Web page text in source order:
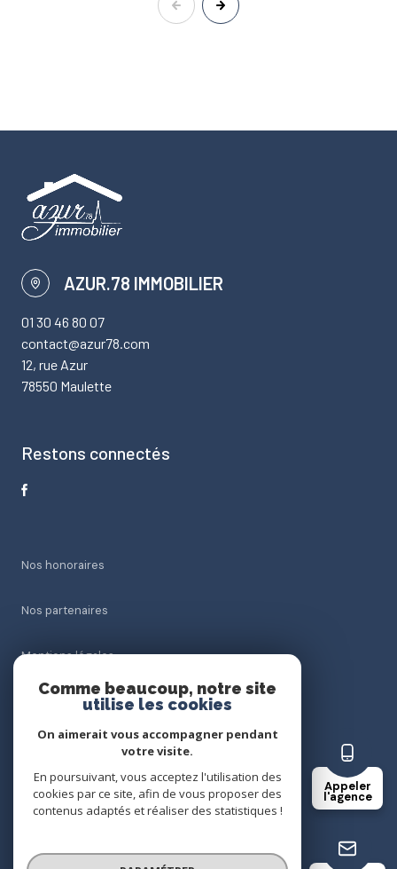
Appeler
l'agence
AZUR.78 IMMOBILIER
01 30 46 80 07
contact@azur78.com
12, rue Azur
78550 Maulette
Restons connectés
Nos honoraires
Nos partenaires
Mentions légales
Cookies
© 2026 | Tous droits réservés
Comme beaucoup, notre site
utilise les cookies
On aimerait vous accompagner pendant
votre visite.
En poursuivant, vous acceptez l'utilisation des
cookies par ce site, afin de vous proposer des
contenus adaptés et réaliser des statistiques !